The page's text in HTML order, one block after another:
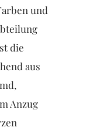
und
die
aus
Anzug